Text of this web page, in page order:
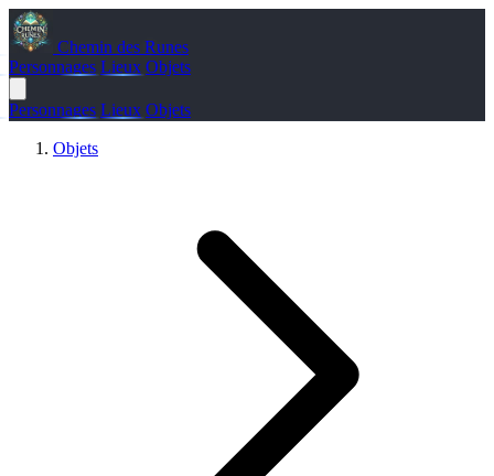
Chemin des Runes
Personnages Lieux Objets
Personnages Lieux Objets
Objets